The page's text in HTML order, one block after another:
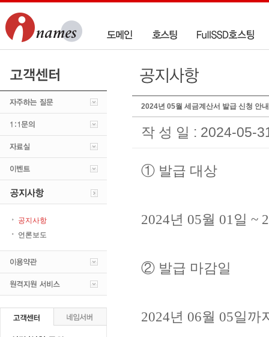
공지사항
언론보도
2024년 05월 세금계산서 발급 신청 안내
작 성 일 : 2024-05-
① 발급 대상
2024년 05월 01일 ~
② 발급 마감일
2024년 06월 05일